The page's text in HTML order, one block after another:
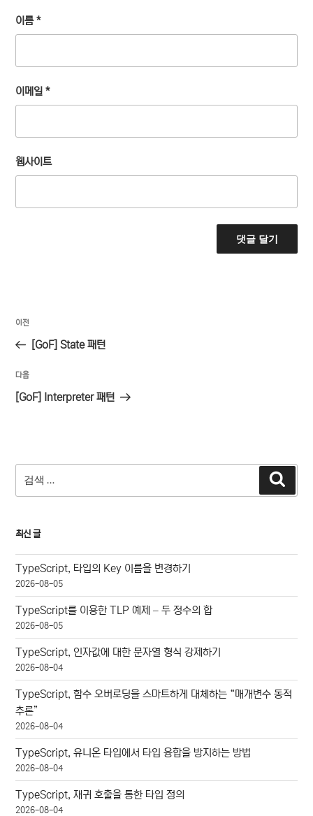
이름*
이메일*
웹사이트
글
색
이
전
이전
[GoF] State 패턴
다
음
다음
[GoF] Interpreter 패턴
색:
색
최신 글
TypeScript, 타입의 Key 이름을 변경하기
2026-08-05
TypeScript를 이용한 TLP 예제 – 두 정수의 합
2026-08-05
TypeScript, 인자값에 대한 문자열 형식 강제하기
2026-08-04
TypeScript, 함수 오버로딩을 스마트하게 대체하는 “매개변수 동적
추론”
2026-08-04
TypeScript, 유니온 타입에서 타입 융합을 방지하는 방법
2026-08-04
TypeScript, 재귀 호출을 통한 타입 정의
2026-08-04